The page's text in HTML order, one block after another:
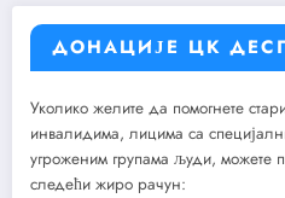
ДОНАЦИЈЕ ЦК
Уколико желите да помогнете
инвалидима, лицима са
угроженим групама људи, можете
следећи жиро рачун: